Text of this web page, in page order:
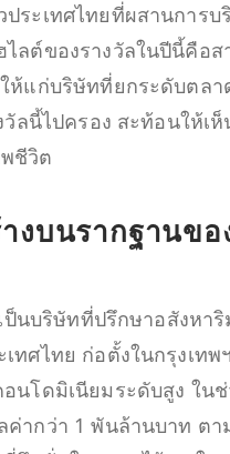
ระเทศไทยที่ผสานการ
ลต์ของรางวัลในปีนี้คือส
ห้แก่บริษัทที่ยกระดับตล
วัลนี้ไปครอง สะท้อนให้
ชีวิต
งบนรากฐานข
ป็นบริษัทที่ปรึกษาอสังห
ทศไทย ก่อตั้งในกรุงเท
นโดมิเนียมระดับสูง ใน
ค่ากว่า 1 พันล้านบาท ต